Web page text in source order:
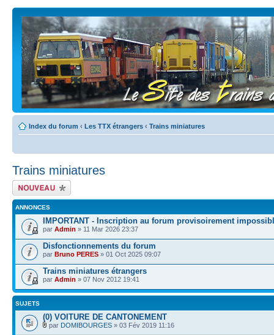
Index du forum ‹ Les TTX étrangers ‹ Trains miniatures
Trains miniatures
Écrire un nouveau
sujet
ANNONCES
IMPORTANT - Inscription au forum provisoirement
par Admin » 11 Mar 2026 23:37
Disfonctionnements du forum
par Bruno PERES » 01 Oct 2025 09:07
Trains miniatures étrangers
par Admin » 07 Nov 2012 19:41
SUJETS
(0) VOITURE DE CANTONEMENT
par DOMIBOURGES » 03 Fév 2019 11:16